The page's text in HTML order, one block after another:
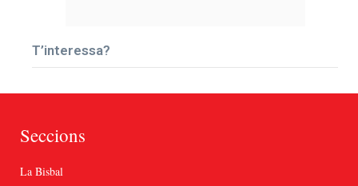
T’interessa?
Seccions
La Bisbal